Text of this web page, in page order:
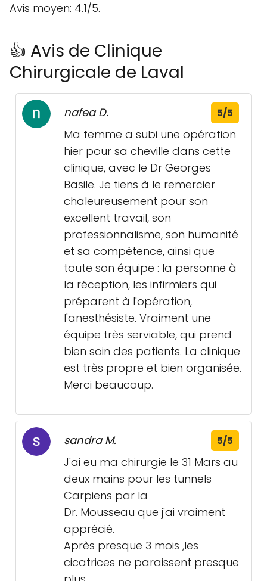
Avis moyen: 4.1/5.
👍 Avis de Clinique
Chirurgicale de Laval
nafea D. 5/5
Ma femme a subi une opération
hier pour sa cheville dans cette
clinique, avec le Dr Georges
Basile. Je tiens à le remercier
chaleureusement pour son
excellent travail, son
professionnalisme, son humanité
et sa compétence, ainsi que
toute son équipe : la personne à
la réception, les infirmiers qui
préparent à l'opération,
l'anesthésiste. Vraiment une
équipe très serviable, qui prend
bien soin des patients. La clinique
est très propre et bien organisée.
Merci beaucoup.
sandra M. 5/5
J'ai eu ma chirurgie le 31 Mars au
deux mains pour les tunnels
Carpiens par la
Dr. Mousseau que j'ai vraiment
apprécié.
Après presque 3 mois ,les
cicatrices ne paraissent presque